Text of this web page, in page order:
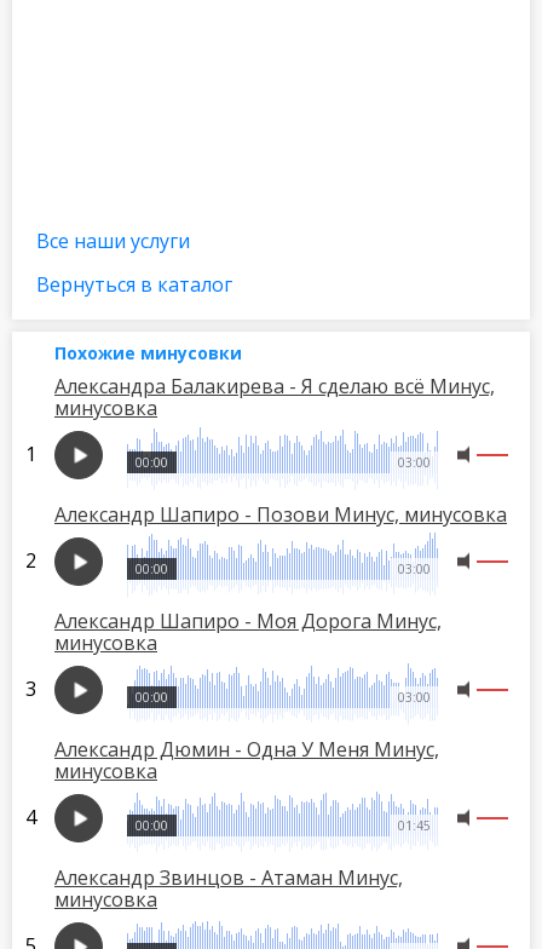
Все наши услуги
Вернуться в каталог
Похожие минусовки
Александра Балакирева - Я сделаю всё Минус,
минусовка
03:00
00:00
Александр Шапиро - Позови Минус, минусовка
03:00
00:00
Александр Шапиро - Моя Дорога Минус,
минусовка
03:00
00:00
Александр Дюмин - Одна У Меня Минус,
минусовка
01:45
00:00
Александр Звинцов - Атаман Минус,
минусовка